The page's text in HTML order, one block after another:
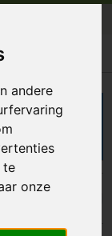
andere
te
onze